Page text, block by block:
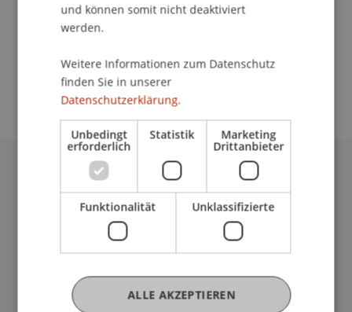
School/Professur:
An-Institut KMU Zentrum
Universität Liechtenstein
Fürst-Franz-Josef-Strasse
info@uni.li
Fußzeile Rechtliche Hinweise
Rechtssammlung
und können somit nicht deaktiviert
werden.
Weitere Informationen zum Datenschutz
finden Sie in unserer
Datenschutzerklärung.
Unbedingt
erforderlich
Statistik Marketing
Drittanbieter
Funktionalität Unklassifizierte
ALLE AKZEPTIEREN